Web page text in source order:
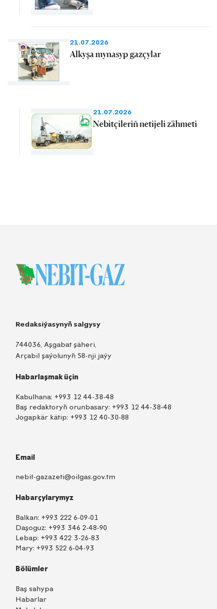
21.07.2026
Alkyşa mynasyp gazçylar
21.07.2026
Nebitçileriň netijeli zähmeti
Redaksiýasynyň salgysy
744036, Aşgabat şäheri,
Arçabil şaýolunyň 58-nji jaýy
Habarlaşmak üçin
Kabulhana: +993 12 44-38-48
Baş redaktoryň orunbasary: +993 12 44-38-48
Jogapkär kätip: +993 12 40-30-88
Email
nebit-gazazeti@oilgas.gov.tm
Habarçylarymyz
Balkan: +993 222 6-09-01
Daşoguz: +993 346 2-48-90
Lebap: +993 422 3-26-83
Mary: +993 522 6-04-93
Bölümler
Baş sahypa
Habarlar